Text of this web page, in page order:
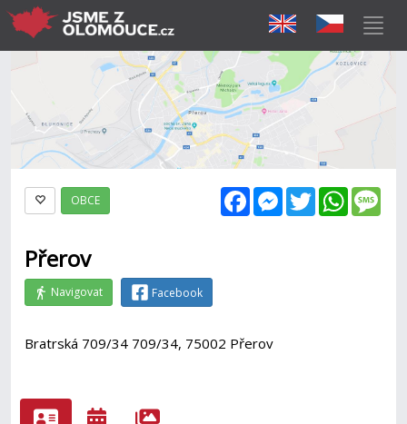
FacebookMessenger
Twitter
OBCE
Přerov
Navigovat Facebook
Bratrská 709/34 709/34, 75002 Přerov